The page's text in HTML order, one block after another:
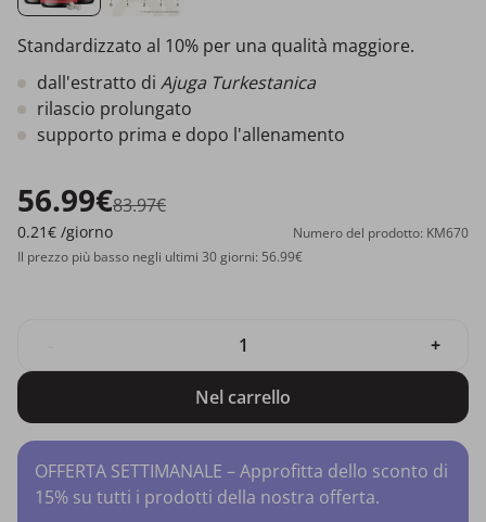
Standardizzato al 10% per una qualità maggiore.
dall'estratto di Ajuga Turkestanica
rilascio prolungato
supporto prima e dopo l'allenamento
56.99€83.97€
0.21€ /giorno
Numero del prodotto: KM670
Il prezzo più basso negli ultimi 30 giorni: 56.99€
+
Nel carrello
OFFERTA SETTIMANALE – Approfitta dello sconto di
15% su tutti i prodotti della nostra offerta.